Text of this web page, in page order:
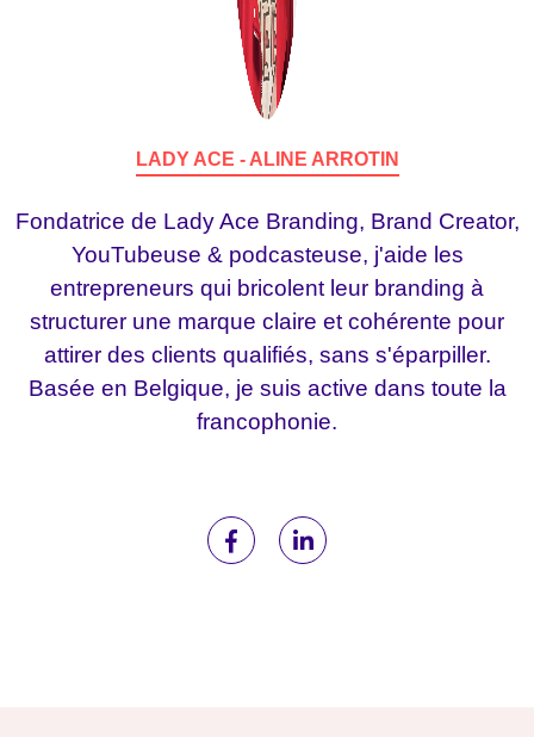
LADY ACE - ALINE ARROTIN
Fondatrice de Lady Ace Branding, Brand Creator,
YouTubeuse & podcasteuse, j'aide les
entrepreneurs qui bricolent leur branding à
structurer une marque claire et cohérente pour
attirer des clients qualifiés, sans s'éparpiller.
Basée en Belgique, je suis active dans toute la
francophonie.